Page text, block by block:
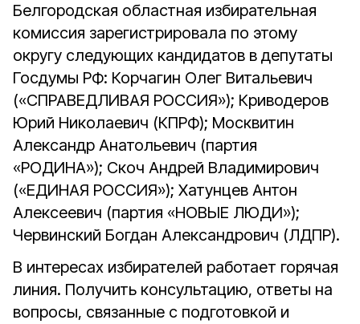
Белгородская областная избирательная
комиссия зарегистрировала по этому
округу следующих кандидатов в депутаты
Госдумы РФ: Корчагин Олег Витальевич
(«СПРАВЕДЛИВАЯ РОССИЯ»); Криводеров
Юрий Николаевич (КПРФ); Москвитин
Александр Анатольевич (партия
«РОДИНА»); Скоч Андрей Владимирович
(«ЕДИНАЯ РОССИЯ»); Хатунцев Антон
Алексеевич (партия «НОВЫЕ ЛЮДИ»);
Червинский Богдан Александрович (ЛДПР).
В интересах избирателей работает горячая
линия. Получить консультацию, ответы на
вопросы, связанные с подготовкой и